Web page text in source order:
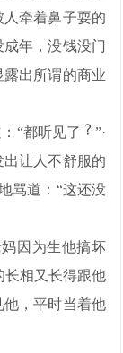
牵着鼻子耍的
成年，没钱没门
出所谓的商业
“都听见了
”·
让人不舒服的
骂道：“这还没
妈因为生他搞坏
长相又长得跟他
，平时当着他